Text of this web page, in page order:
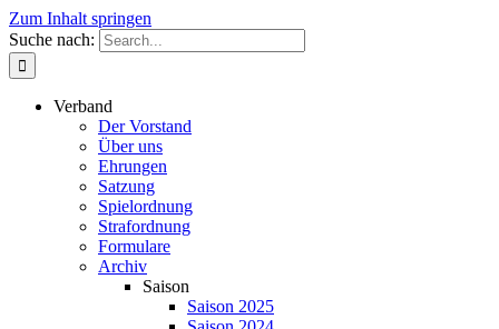
Zum Inhalt springen
Suche nach:
Verband
Der Vorstand
Über uns
Ehrungen
Satzung
Spielordnung
Strafordnung
Formulare
Archiv
Saison
Saison 2025